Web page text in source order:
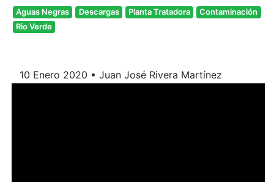
Aguas Negras Descargas Planta Tratadora
Contaminación
Rio Verde
10 Enero 2020 • Juan José Rivera Martínez